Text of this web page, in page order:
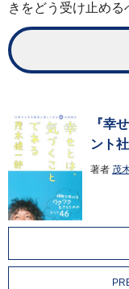
きをどう受け止める
『幸
ント社
著者 茂